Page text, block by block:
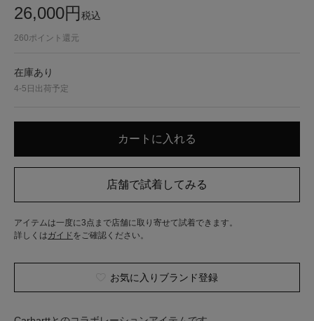
26,000円税込
260ポイント還元
在庫あり
4-5日出荷予定
アイテムは一度に3点まで店舗に取り寄せて試着できます。
詳しくはガイド をご確認ください。
お気に入りブランド登録